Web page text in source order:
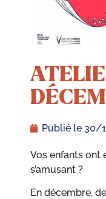
Publié le 30/
Vos enfants ont
s’amusant ?
En décembre,